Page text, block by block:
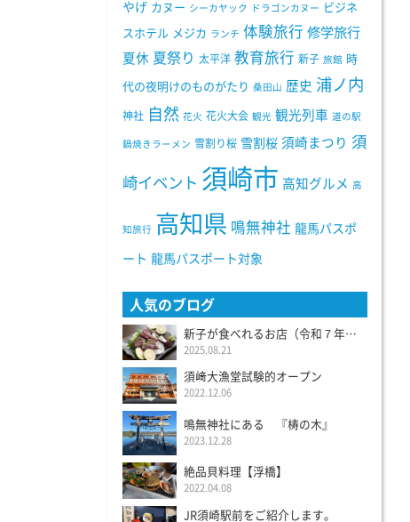
やげ カヌー シーカヤック ドラゴンカヌー ビジネ
スホテル メジカ ランチ 体験旅行 修学旅行
夏休 夏祭り 太平洋 教育旅行 新子 旅館 時
代の夜明けのものがたり 桑田山 歴史 浦ノ内
神社 自然 花火 花火大会 観光 観光列車 道の駅
鍋焼きラーメン 雪割り桜 雪割桜 須崎まつり 須
崎イベント 須崎市 高知グルメ 高
知旅行 高知県 鳴無神社 龍馬パスポ
ート 龍馬パスポート対象
人気のブログ
新子が食べれるお店（令和７年度）
2025.08.21
須﨑大漁堂試験的オープン
2022.12.06
鳴無神社にある 『梼の木』
2023.12.28
絶品貝料理【浮橋】
2022.04.08
JR須崎駅前をご紹介します。